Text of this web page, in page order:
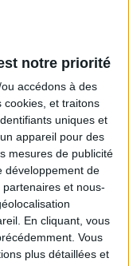
notre priorité
accédons à des
cookies, et traitons
uniques et
appareil pour des
mesures de publicité
développement de
et nous-
En cliquant, vous
Vous
plus détaillées et
WELL